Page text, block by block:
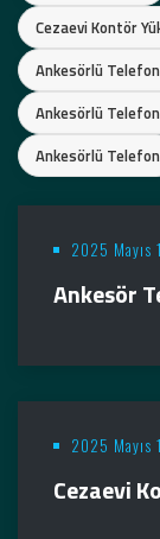
Cezaevi Kontör
Ankesörlü
Ankesörlü
Ankesörlü Telefon
2025 Mayıs
Ankesör
2025 Mayıs
Cezaevi